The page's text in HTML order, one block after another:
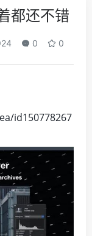
都还不错
0 0
id150778267